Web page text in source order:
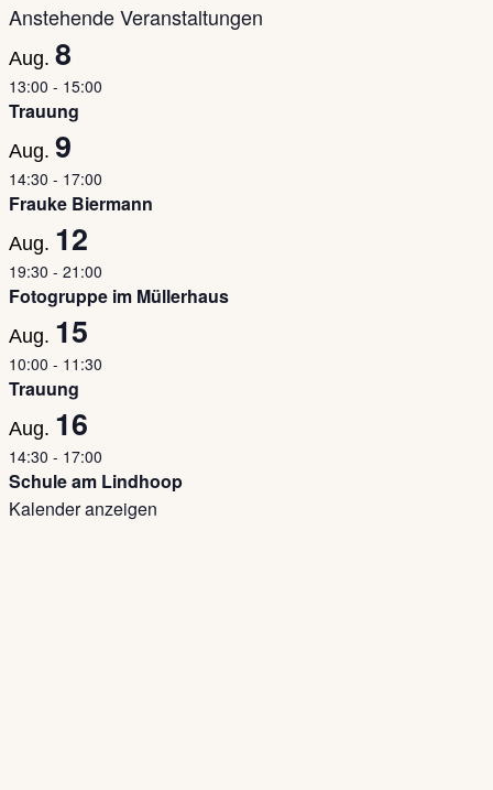
Anstehende Veranstaltungen
Aug. 8
13:00 - 15:00
Trauung
Aug. 9
14:30 - 17:00
Frauke Biermann
Aug. 12
19:30 - 21:00
Fotogruppe im Müllerhaus
Aug. 15
10:00 - 11:30
Trauung
Aug. 16
14:30 - 17:00
Schule am Lindhoop
Kalender anzeigen